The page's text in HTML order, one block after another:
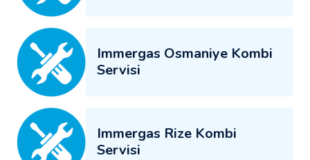
Immergas Osmaniye Kombi
Servisi
Immergas Rize Kombi
Servisi